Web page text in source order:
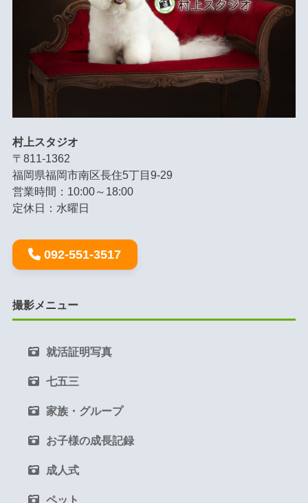
村上スタジオ
〒811-1362
福岡県福岡市南区長住5丁目9-29
営業時間：10:00～18:00
定休日：水曜日
092-551-3517
撮影メニュー
就活証明写真
七五三
家族・グループ
お子様の成長記録
成人式
ペット